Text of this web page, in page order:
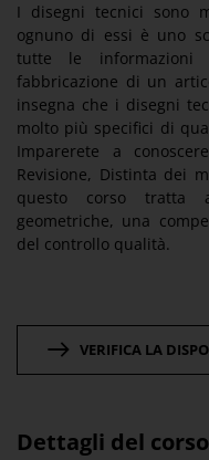
I disegni tecnici sono
ognuno di essi è uno
tutte le
fabbricazione di un
insegna che i disegni
molto più specifici di
Imparerete a
Revisione, Distinta dei
questo corso tratta
geometriche, una
del controllo qualità.
VERIFICA LA
Dettagli del corso